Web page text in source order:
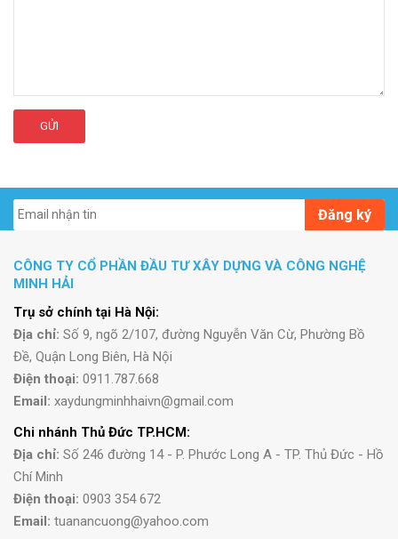
GỬI
Đăng ký
CÔNG TY CỔ PHẦN ĐẦU TƯ XÂY DỰNG VÀ CÔNG NGHỆ
MINH HẢI
Trụ sở chính tại Hà Nội:
Địa chỉ: Số 9, ngõ 2/107, đường Nguyễn Văn Cừ, Phường Bồ
Đề, Quận Long Biên, Hà Nội
Điện thoại: 0911.787.668
Email: xaydungminhhaivn@gmail.com
Chi nhánh Thủ Đức TP.HCM:
Địa chỉ: Số 246 đường 14 - P. Phước Long A - TP. Thủ Đức - Hồ
Chí Minh
Điện thoại: 0903 354 672
Email: tuanancuong@yahoo.com